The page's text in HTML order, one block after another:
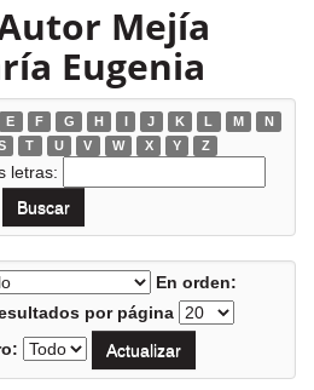
Mejía
Eugenia
E F G H I J K L M
N
T U V W X Y Z
letras:
En orden:
por página